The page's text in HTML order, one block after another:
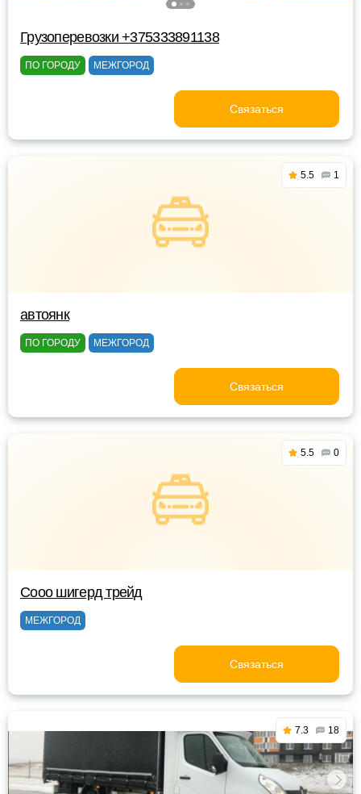
Грузоперевозки +375333891138
ПО ГОРОДУ МЕЖГОРОД
Связаться
5.5 1
автоянк
ПО ГОРОДУ МЕЖГОРОД
Связаться
5.5 0
Сооо шигерд трейд
МЕЖГОРОД
Связаться
7.3 18